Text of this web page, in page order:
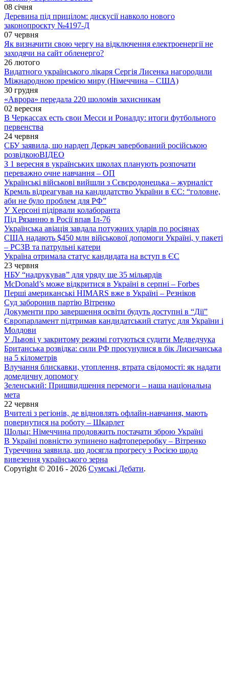
08 січня
Деревина під прицілом: дискусії навколо нового
законопроєкту №4197-Д
07 червня
Як визначити свою чергу на відключення електроенергії не
заходячи на сайт обленерго?
26 лютого
Видатного українського лікаря Сергія Лисенка нагородили
Міжнародною премією миру (Німеччина – США)
30 грудня
«Аврора» передала 220 шоломів захисникам
02 вересня
В Черкассах есть свои Месси и Роналду: итоги футбольного
первенства
24 червня
СБУ заявила, що нардеп Деркач завербований російською
розвідкоюВІДЕО
З 1 вересня в українських школах планують розпочати
переважно очне навчання – ОП
Українські військові вийшли з Сєвєродонецька – журналіст
Кремль відреагував на кандидатство України в ЄС: “головне,
аби не було проблем для РФ”
У Херсоні підірвали колаборанта
Під Рязанню в Росії впав Іл-76
Українська авіація завдала потужних ударів по росіянах
США надають $450 млн військової допомоги Україні, у пакеті
– РСЗВ та патрульні катери
Україна отримала статус кандидата на вступ в ЄС
23 червня
НБУ “надрукував” для уряду ще 35 мільярдів
McDonald’s може відкритися в Україні в серпні – Forbes
Перші американські HIMARS вже в Україні – Резніков
Суд заборонив партію Вітренко
Документи про завершення освіти будуть доступні в “Дії”
Європарламент підтримав кандидатський статус для України і
Молдови
У Львові у закритому режимі готуються судити Медведчука
Британська розвідка: сили РФ просунулися в бік Лисичанська
на 5 кілометрів
Влучання блискавки, утоплення, втрата свідомості: як надати
домедичну допомогу
Зеленський: Пришвидшення перемоги – наша національна
мета
22 червня
Вчителі з регіонів, де відновлять офлайн-навчання, мають
повернутися на роботу – Шкарлет
Шольц: Німеччина продовжить постачати зброю Україні
В Україні повністю зупинено нафтопереробку – Вітренко
Туреччина заявила, що досягла прогресу з Росією щодо
вивезення українського зерна
Copyright © 2016 - 2026 Сумські Дебати.